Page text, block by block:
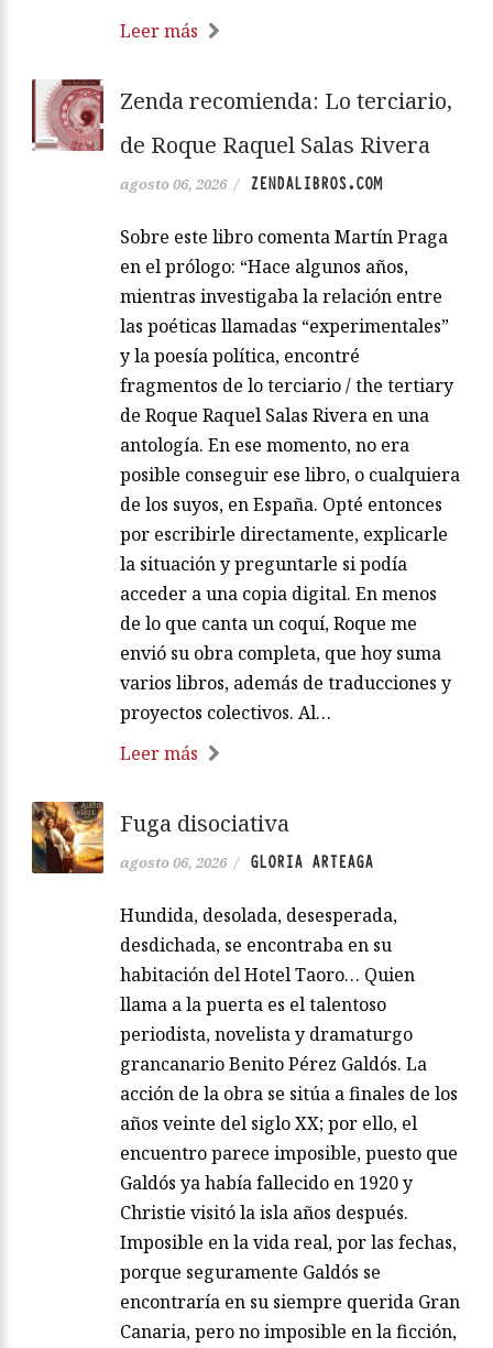
Leer más
Zenda recomienda: Lo terciario,
de Roque Raquel Salas Rivera
agosto 06, 2026 / ZENDALIBROS.COM
Sobre este libro comenta Martín Praga
en el prólogo: “Hace algunos años,
mientras investigaba la relación entre
las poéticas llamadas “experimentales”
y la poesía política, encontré
fragmentos de lo terciario / the tertiary
de Roque Raquel Salas Rivera en una
antología. En ese momento, no era
posible conseguir ese libro, o cualquiera
de los suyos, en España. Opté entonces
por escribirle directamente, explicarle
la situación y preguntarle si podía
acceder a una copia digital. En menos
de lo que canta un coquí, Roque me
envió su obra completa, que hoy suma
varios libros, además de traducciones y
proyectos colectivos. Al…
Leer más
Fuga disociativa
agosto 06, 2026 / GLORIA ARTEAGA
Hundida, desolada, desesperada,
desdichada, se encontraba en su
habitación del Hotel Taoro… Quien
llama a la puerta es el talentoso
periodista, novelista y dramaturgo
grancanario Benito Pérez Galdós. La
acción de la obra se sitúa a finales de los
años veinte del siglo XX; por ello, el
encuentro parece imposible, puesto que
Galdós ya había fallecido en 1920 y
Christie visitó la isla años después.
Imposible en la vida real, por las fechas,
porque seguramente Galdós se
encontraría en su siempre querida Gran
Canaria, pero no imposible en la ficción,